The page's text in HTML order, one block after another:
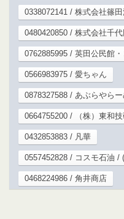
0338072141 / 株式会社篠
0480420850 / 株式会社千
0762885995 / 英田公民館
0566983975 / 愛ちゃん
0878327588 / あぶらやら
0664755200 / （株）東和
0432853883 / 凡華
0557452828 / コスモ石油 /
0468224986 / 角井商店